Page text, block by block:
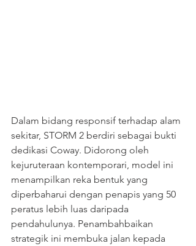
Dalam bidang responsif terhadap alam
sekitar, STORM 2 berdiri sebagai bukti
dedikasi Coway. Didorong oleh
kejuruteraan kontemporari, model ini
menampilkan reka bentuk yang
diperbaharui dengan penapis yang 50
peratus lebih luas daripada
pendahulunya. Penambahbaikan
strategik ini membuka jalan kepada